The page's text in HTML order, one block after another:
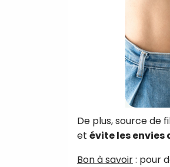
De plus, source de
et évite les
Bon à savoir: pour